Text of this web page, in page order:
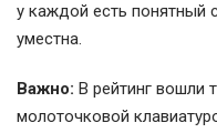
у каждой есть понятный
уместна.
Важно: В рейтинг вошли
молоточковой